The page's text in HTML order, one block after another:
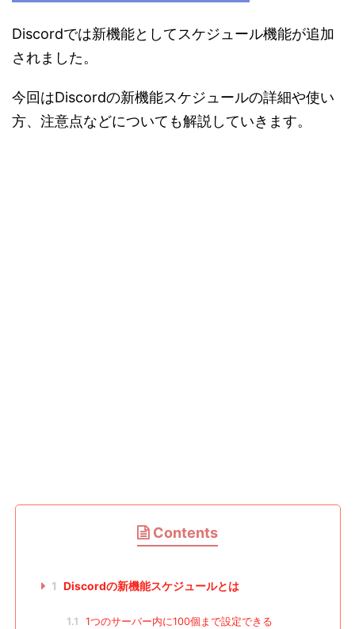
Discordでは新機能としてスケジュール機能が追加
されました。
今回はDiscordの新機能スケジュールの詳細や使い
方、注意点などについても解説していきます。
Contents
1 Discordの新機能スケジュールとは
1.1 1つのサーバー内に100個まで設定できる